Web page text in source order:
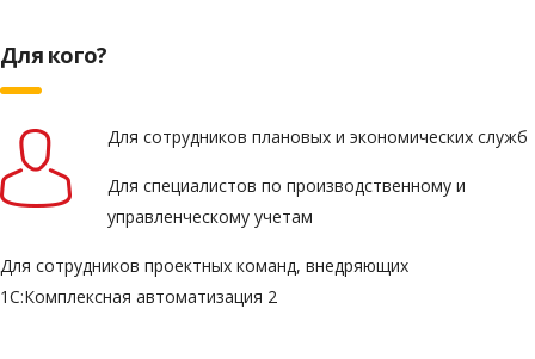
Для кого?
Для сотрудников плановых и экономических служб
Для специалистов по производственному и
управленческому учетам
Для сотрудников проектных команд, внедряющих
1С:Комплексная автоматизация 2